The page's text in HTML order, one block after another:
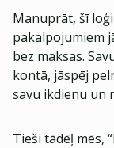
Manuprāt, šī
pakalpojumiem
bez maksas.
kontā, jāspēj
savu ikdienu un
Tieši tādēļ mēs,